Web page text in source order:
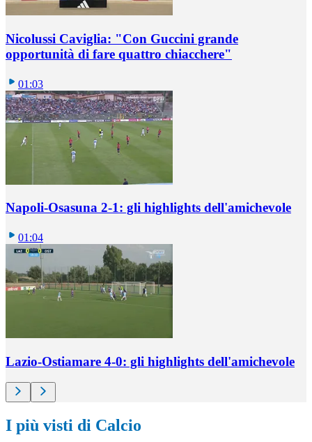
Nicolussi Caviglia: "Con Guccini grande
opportunità di fare quattro chiacchere"
01:03
Napoli-Osasuna 2-1: gli highlights dell'amichevole
01:04
Lazio-Ostiamare 4-0: gli highlights dell'amichevole
I più visti di Calcio